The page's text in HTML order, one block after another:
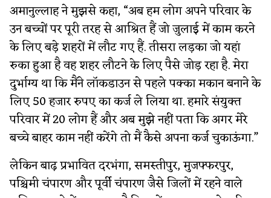
अमानुल्लाह ने मुझसे कहा, “अब हम लोग अपने परिवार के
उन बच्चों पर पूरी तरह से आश्रित हैं जो जुलाई में काम करने
के लिए बड़े शहरों में लौट गए हैं. तीसरा लड़का जो यहां
रुका हुआ है वह शहर लौटने के लिए पैसे जोड़ रहा है. मेरा
दुर्भाग्य था कि मैंने लॉकडाउन से पहले पक्का मकान बनाने के
लिए 50 हजार रुपए का कर्ज ले लिया था. हमारे संयुक्त
परिवार में 20 लोग हैं और अब मुझे नहीं पता कि अगर मेरे
बच्चे बाहर काम नहीं करेंगे तो मैं कैसे अपना कर्ज चुकाऊंगा.”
लेकिन बाढ़ प्रभावित दरभंगा, समस्तीपुर, मुजफ्फरपुर,
पश्चिमी चंपारण और पूर्वी चंपारण जैसे जिलों में रहने वाले